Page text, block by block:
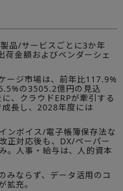
品/サービスごとに3か年
荷金額およびベンダーシェ
ージ市場は、前年比117.9%
の3505.2億円の見込
、クラウドERPが牽引する
長し、2028年度には
ンボイス/電子帳簿保存法な
正対応後も、DX/ペーパー
。人事・給与は、人的資本
みならず、データ活用のコ
拡充。